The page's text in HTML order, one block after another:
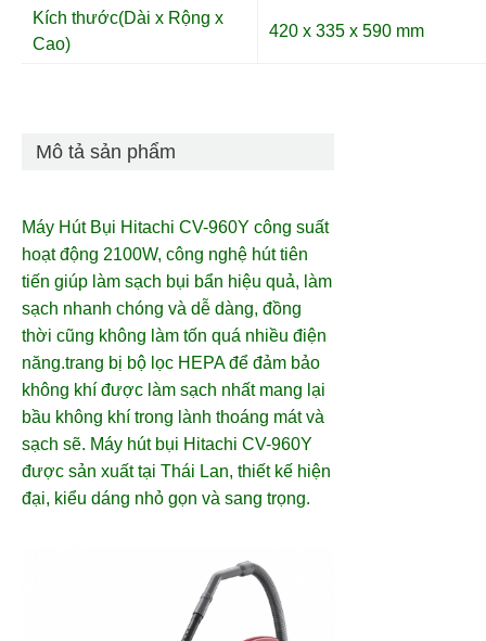
Kích thước(Dài x Rộng x
Cao)
420 x 335 x 590 mm
Mô tả sản phẩm
Máy Hút Bụi Hitachi CV-960Y công suất
hoạt động 2100W, công nghệ hút tiên
tiến giúp làm sạch bụi bẩn hiệu quả, làm
sạch nhanh chóng và dễ dàng, đồng
thời cũng không làm tốn quá nhiều điện
năng.trang bị bộ lọc HEPA để đảm bảo
không khí được làm sạch nhất mang lại
bầu không khí trong lành thoáng mát và
sạch sẽ. Máy hút bụi Hitachi CV-960Y
được sản xuất tại Thái Lan, thiết kế hiện
đại, kiểu dáng nhỏ gọn và sang trọng.